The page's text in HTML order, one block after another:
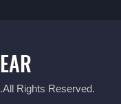
.All Rights Reserved.